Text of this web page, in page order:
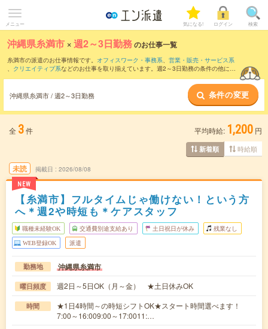
メニュー 気になる! ログイン 検索
沖縄県糸満市 ×週2～3日勤務のお仕事一覧
糸満市の派遣のお仕事情報です。 オフィスワーク・事務系、 営業・販売・サービス系
、 クリエイティブ系などのお仕事を取り揃えています。週2～3日勤務の条件の他に、
沖縄県糸満市 / 週2～3日勤務 条件の変更
全 3件 平均時給: 1,200 円
新着順 時給順
未読
NEW
掲載日 2026/08/08
【糸満市】フルタイムじゃ働けない！という方
へ＊週2や時短も＊ケアスタッフ
職種未経験OK 交通費別途支給あり 土日祝日が休み 残業なし
WEB登録OK 派遣
勤務地 沖縄県糸満市
曜日頻度 週2日～5日OK（月～金） ★土日休みOK
時間
★1日4時間～の時短シフトOK★スタート時間選べます！
7:00～16:009:00～17:0011:…